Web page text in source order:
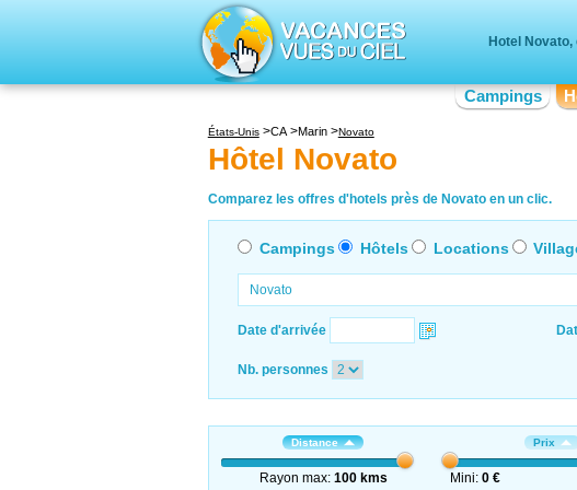
Hotel
Campings
États-Unis CA Marin Novato
Hôtel Novato
Comparez les offres d'hotels près de Novato en un clic.
Campings Hôtels Locations
Date d'arrivée
Nb. personnes
Distance
Rayon max: 100 kms
Prix
Mini:0 €